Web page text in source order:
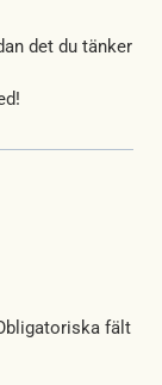
det du tänker
fält